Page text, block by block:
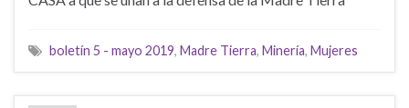
boletín 5 - mayo 2019, Madre Tierra, Minería, Mujeres